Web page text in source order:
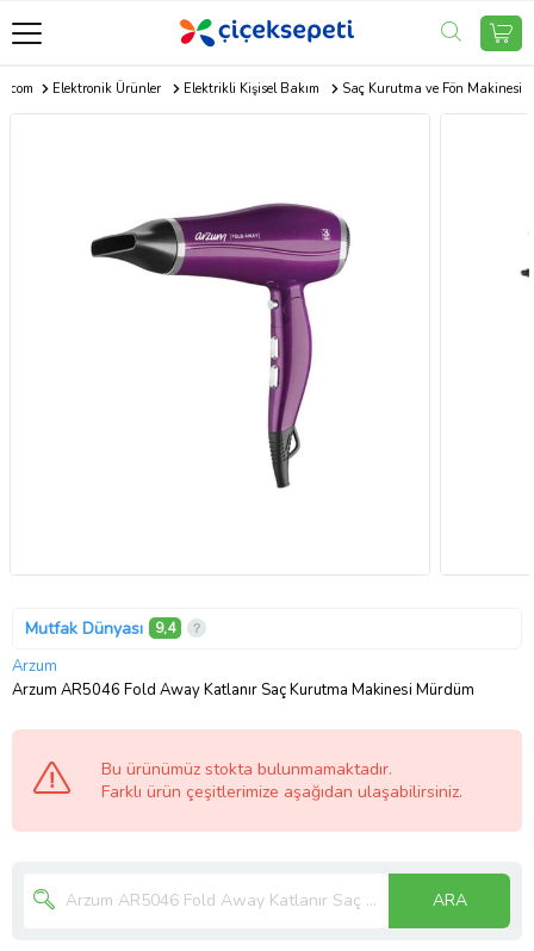
Elektronik Ürünler Elektrikli Kişisel Bakım Saç Kurutma ve Fön Makinesi
Mutfak Dünyası 9,4
Arzum
Arzum AR5046 Fold Away Katlanır Saç Kurutma Makinesi Mürdüm
Bu ürünümüz stokta bulunmamaktadır.
Farklı ürün çeşitlerimize aşağıdan ulaşabilirsiniz.
ARA